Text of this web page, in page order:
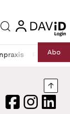
login
RechtAbo
FacebookInstagram